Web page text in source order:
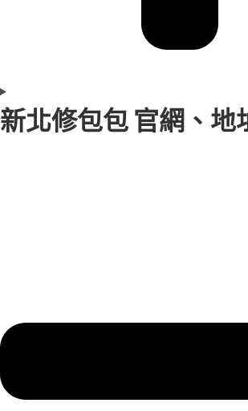
新北修包包 官網、地